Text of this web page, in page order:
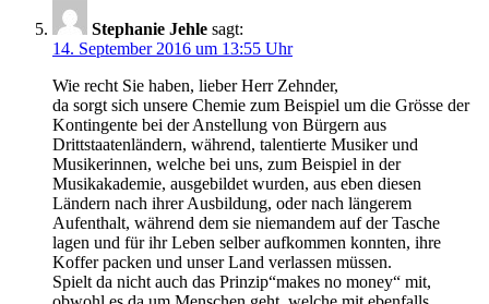
Stephanie Jehle sagt:
14. September 2016 um 13:55 Uhr
Wie recht Sie haben, lieber Herr Zehnder,
da sorgt sich unsere Chemie zum Beispiel um die Grösse der
Kontingente bei der Anstellung von Bürgern aus
Drittstaatenländern, während, talentierte Musiker und
Musikerinnen, welche bei uns, zum Beispiel in der
Musikakademie, ausgebildet wurden, aus eben diesen
Ländern nach ihrer Ausbildung, oder nach längerem
Aufenthalt, während dem sie niemandem auf der Tasche
lagen und für ihr Leben selber aufkommen konnten, ihre
Koffer packen und unser Land verlassen müssen.
Spielt da nicht auch das Prinzip“makes no money“ mit,